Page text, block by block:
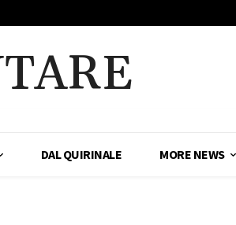
DAL QUIRINALE MORE NEWS